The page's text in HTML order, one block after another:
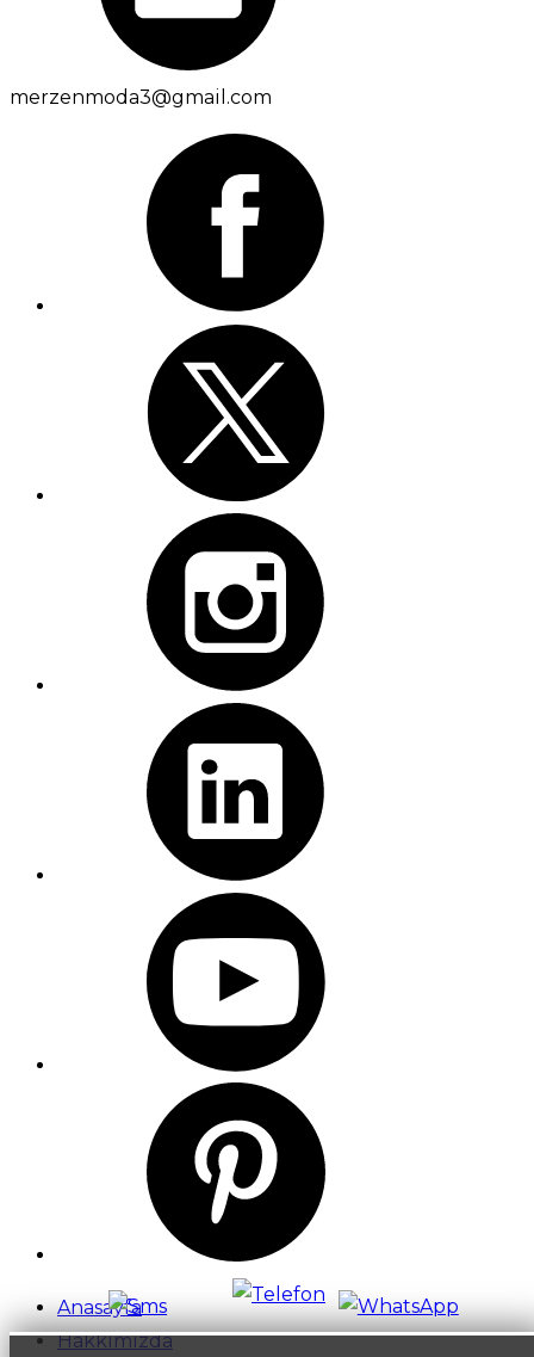
merzenmoda3@gmail.com
Anasayfa
Hakkımızda